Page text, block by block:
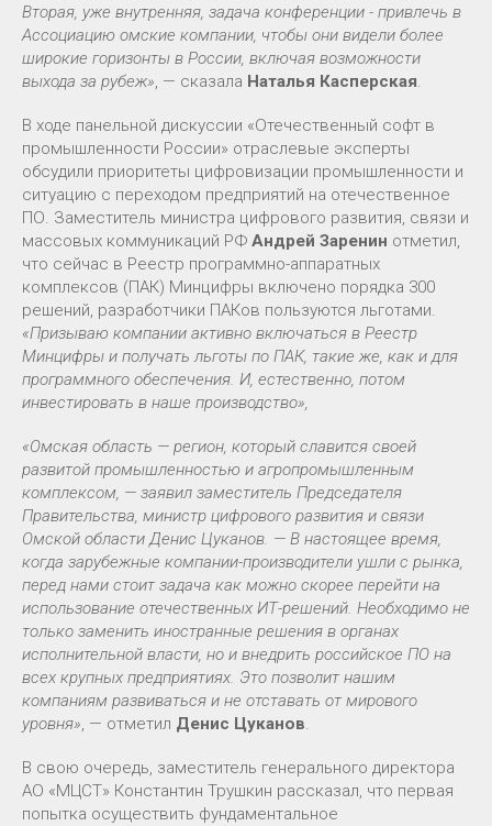
Вторая, уже внутренняя, задача конференции - привлечь в
Ассоциацию омские компании, чтобы они видели более
широкие горизонты в России, включая возможности
выхода за рубеж», — сказала Наталья Касперская.
В ходе панельной дискуссии «Отечественный софт в
промышленности России» отраслевые эксперты
обсудили приоритеты цифровизации промышленности и
ситуацию с переходом предприятий на отечественное
ПО. Заместитель министра цифрового развития, связи и
массовых коммуникаций РФ Андрей Заренин отметил,
что сейчас в Реестр программно-аппаратных
комплексов (ПАК) Минцифры включено порядка 300
решений, разработчики ПАКов пользуются льготами.
«Призываю компании активно включаться в Реестр
Минцифры и получать льготы по ПАК, такие же, как и для
программного обеспечения. И, естественно, потом
инвестировать в наше производство»,
«Омская область — регион, который славится своей
развитой промышленностью и агропромышленным
комплексом, — заявил заместитель Председателя
Правительства, министр цифрового развития и связи
Омской области Денис Цуканов. — В настоящее время,
когда зарубежные компании-производители ушли с рынка,
перед нами стоит задача как можно скорее перейти на
использование отечественных ИТ-решений. Необходимо не
только заменить иностранные решения в органах
исполнительной власти, но и внедрить российское ПО на
всех крупных предприятиях. Это позволит нашим
компаниям развиваться и не отставать от мирового
уровня», — отметил Денис Цуканов.
В свою очередь, заместитель генерального директора
АО «МЦСТ» Константин Трушкин рассказал, что первая
попытка осуществить фундаментальное